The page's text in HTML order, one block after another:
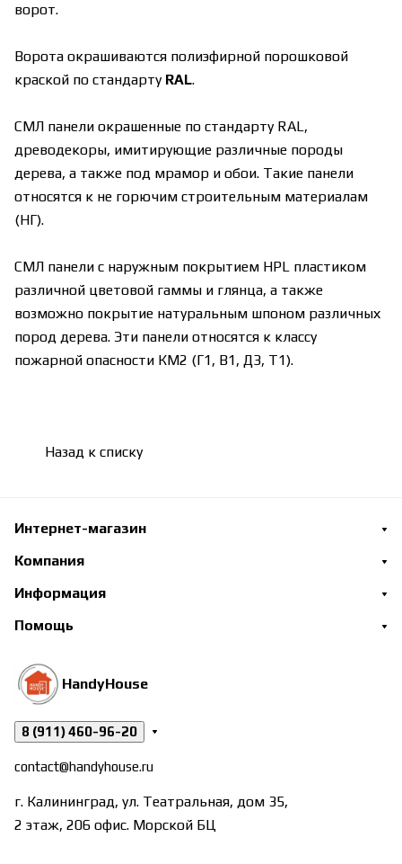
ворот.
Ворота окрашиваются полиэфирной порошковой
краской по стандарту RAL.
СМЛ панели окрашенные по стандарту RAL,
древодекоры, имитирующие различные породы
дерева, а также под мрамор и обои. Такие панели
относятся к не горючим строительным материалам
(НГ).
СМЛ панели с наружным покрытием HPL пластиком
различной цветовой гаммы и глянца, а также
возможно покрытие натуральным шпоном различных
пород дерева. Эти панели относятся к классу
пожарной опасности КМ2 (Г1, В1, ДЗ, Т1).
Назад к списку
Интернет-магазин
Компания
Информация
Помощь
HandyHouse
8 (911) 460-96-20
contact@handyhouse.ru
г. Калининград, ул. Театральная, дом 35,
2 этаж, 206 офис. Морской БЦ